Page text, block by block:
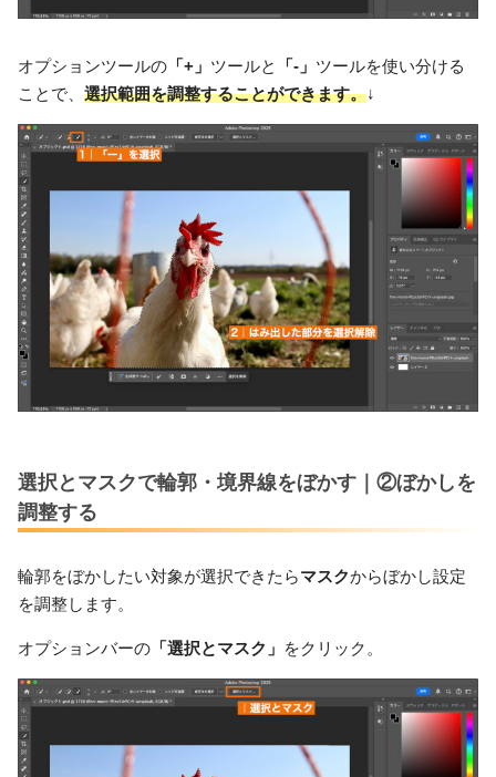
オプションツールの 「+」 ツールと 「-」 ツールを使い分ける
ことで、 選択範囲を調整することができます。↓
選択とマスクで輪郭・境界線をぼかす｜②ぼかしを
調整する
輪郭をぼかしたい対象が選択できたらマスクからぼかし設定
を調整します。
オプションバーの 「選択とマスク」 をクリック。